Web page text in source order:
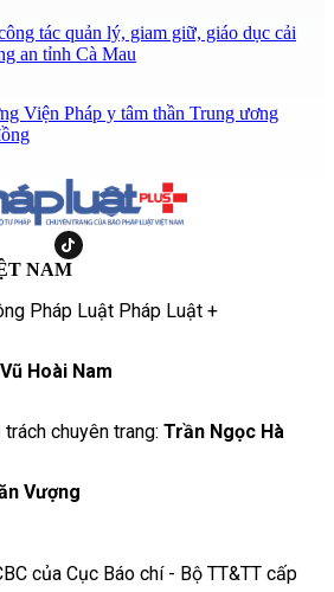
tác quản lý, giam giữ, giáo dục cải
an tỉnh Cà Mau
Viện Pháp y tâm thần Trung ương
NAM
Pháp Luật Pháp Luật +
Hoài Nam
chuyên trang: Trần Ngọc Hà
Vượng
của Cục Báo chí - Bộ TT&TT cấp